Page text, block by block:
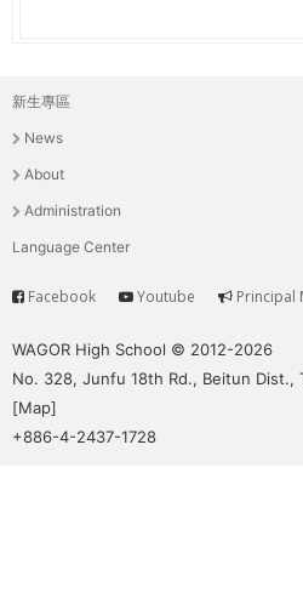
主
選
單
新生專區
News
About
Administration
Language Center
Service
Facebook Youtube Principal
WAGOR High School © 2012-2026
No. 328, Junfu 18th Rd., Beitun Dist.,
[Map]
+886-4-2437-1728